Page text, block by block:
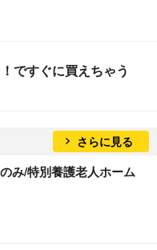
ですぐに買えちゃう
さらに見る
み/特別養護老人ホーム